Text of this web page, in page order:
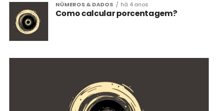
NÚMEROS & DADOS há 4 anos
Como calcular porcentagem?